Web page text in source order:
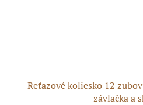
Reťazové koliesko 12
závlačka a